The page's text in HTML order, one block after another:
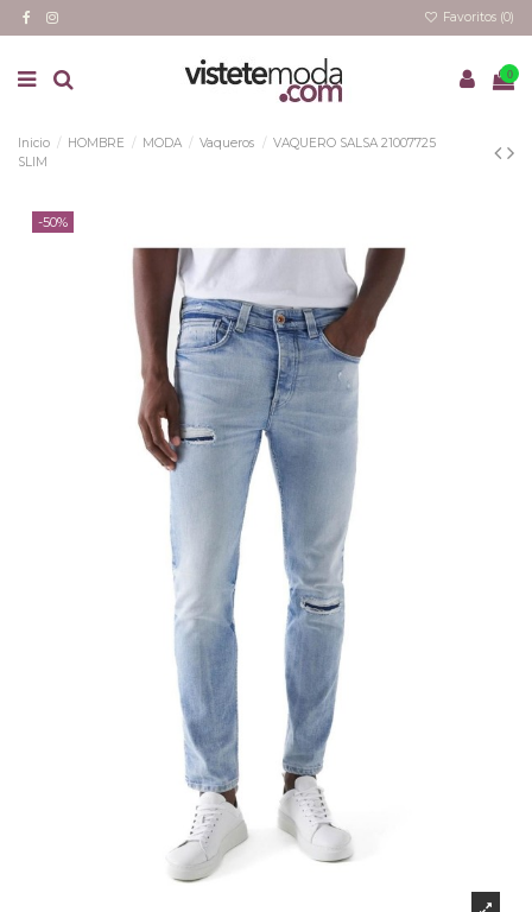
Favoritos (0)
0
Inicio HOMBRE MODA Vaqueros
VAQUERO SALSA 21007725
SLIM
-50%